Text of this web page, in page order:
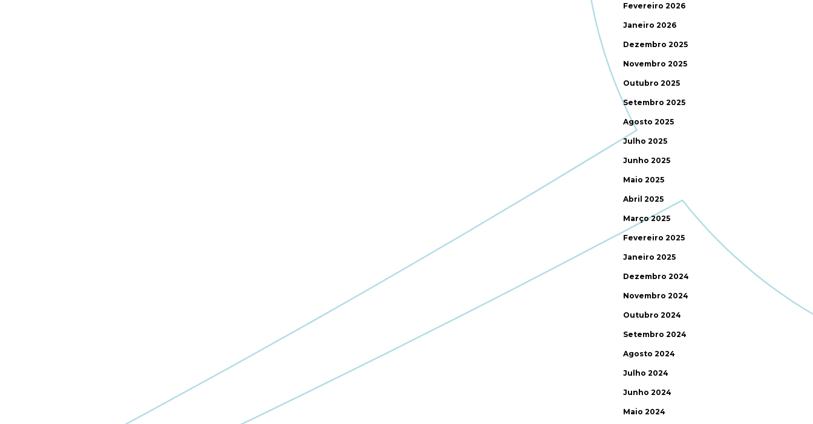
Fevereiro 2026
Janeiro 2026
Dezembro 2025
Novembro 2025
Outubro 2025
Setembro 2025
Agosto 2025
Julho 2025
Junho 2025
Maio 2025
Abril 2025
Março 2025
Fevereiro 2025
Janeiro 2025
Dezembro 2024
Novembro 2024
Outubro 2024
Setembro 2024
Agosto 2024
Julho 2024
Junho 2024
Maio 2024